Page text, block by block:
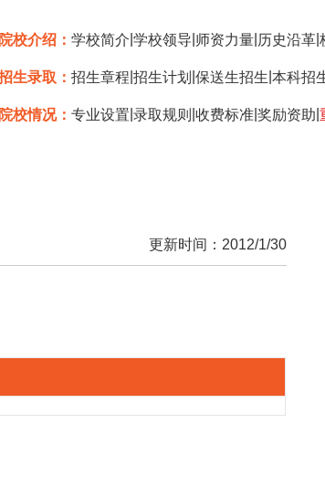
院校介绍：学校简介 |学校领导 师资力量 历史沿革 |
生录取：招生章程 |招生计划 |保送生招生 |本科招
院校情况：专业设置 |录取规则 |收费标准 |奖励资助 |
更新时间：2012/1/30